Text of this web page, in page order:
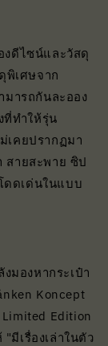
งดีไซน์และวัสดุ
พิเศษจาก
ารถกันละออง
ที่ทำให้รุ่น
เคยปรากฏมา
สายสะพาย ซิป
ดดเด่นในแบบ
มองหากระเป๋า
Koncept
Edition
มีเรื่องเล่าในตัว